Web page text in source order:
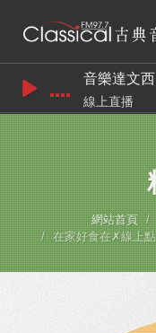
音樂達文西
線上直播